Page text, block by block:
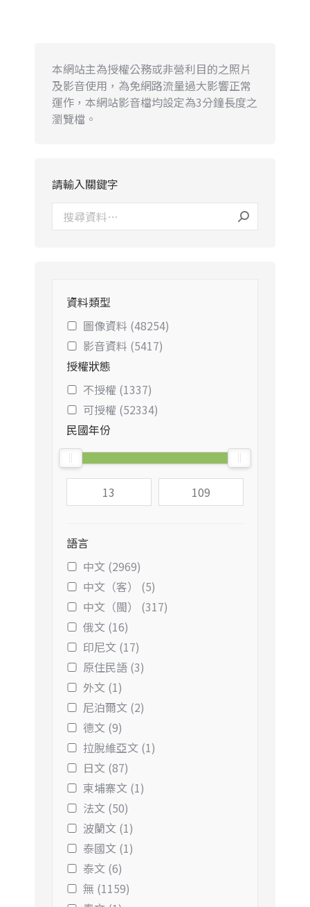
本網站主為授權公務或非營利目的之照片
及影音使用，為免網路流量過大影響正常
運作，本網站影音檔均設定為3分鐘長度之
瀏覽檔。
請輸入關鍵字
資料類型
圖像資料 (48254)
影音資料 (5417)
授權狀態
不授權 (1337)
可授權 (52334)
民國年份
語言
中文 (2969)
中文（客） (5)
中文（閩） (317)
俄文 (16)
印尼文 (17)
原住民語 (3)
外文 (1)
尼泊爾文 (2)
德文 (9)
拉脫維亞文 (1)
日文 (87)
柬埔寨文 (1)
法文 (50)
波蘭文 (1)
泰國文 (1)
泰文 (6)
無 (1159)